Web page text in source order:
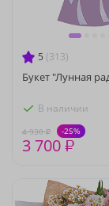
5 (313)
Букет "Лунная
В наличии
4 930 ₽ -25%
3 700 ₽